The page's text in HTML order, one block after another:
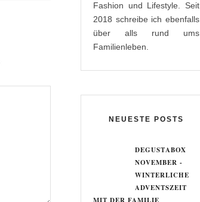
Fashion und Lifestyle. Seit
2018 schreibe ich ebenfalls
über alls rund ums
Familienleben.
NEUESTE POSTS
DEGUSTABOX
NOVEMBER -
WINTERLICHE
ADVENTSZEIT